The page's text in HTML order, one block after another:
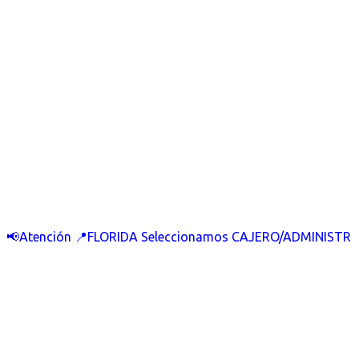
📢Atención 📍FLORIDA Seleccionamos CAJERO/ADMINISTR